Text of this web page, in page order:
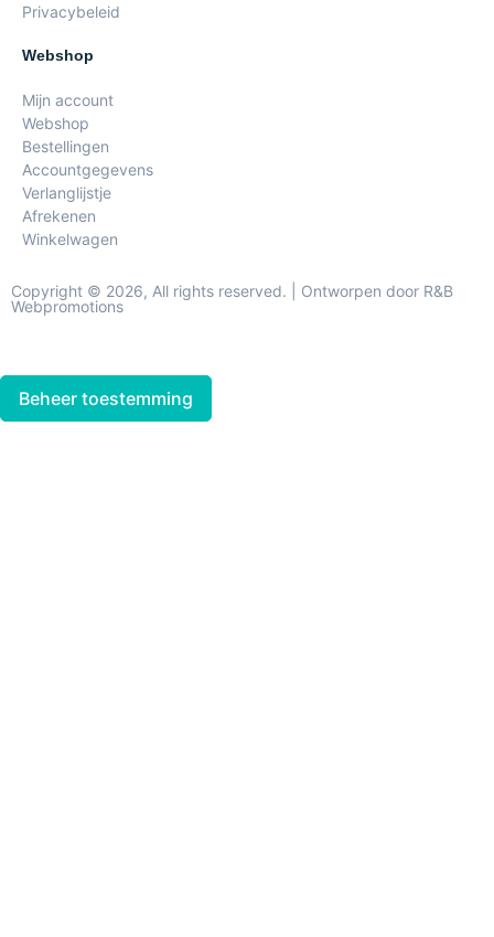
Privacybeleid
Webshop
Mijn account
Webshop
Bestellingen
Accountgegevens
Verlanglijstje
Afrekenen
Winkelwagen
Copyright © 2026, All rights reserved. | Ontworpen door R&B
Webpromotions
Beheer toestemming